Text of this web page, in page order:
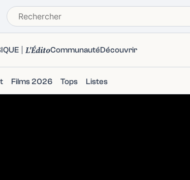
L'ÉditoCommunautéDécouvrir
Films 2026 Tops Listes